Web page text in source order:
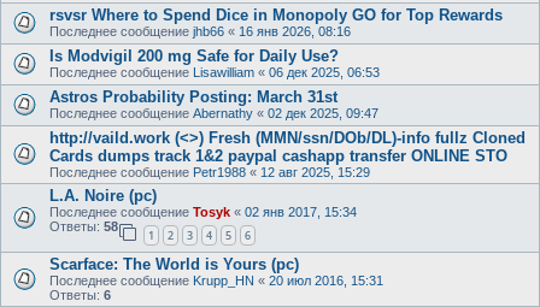
rsvsr Where to Spend Dice in Monopoly GO for Top Rewards
Последнее сообщение jhb66 « 16 янв 2026, 08:16
Is Modvigil 200 mg Safe for Daily Use?
Последнее сообщение Lisawilliam « 06 дек 2025, 06:53
Astros Probability Posting: March 31st
Последнее сообщение Abernathy « 02 дек 2025, 09:47
http://vaild.work (<>) Fresh (MMN/ssn/DOb/DL)-info fullz Cloned
Cards dumps track 1&2 paypal cashapp transfer ONLINE STO
Последнее сообщение Petr1988 « 12 авг 2025, 15:29
L.A. Noire (pc)
Последнее сообщение Tosyk « 02 янв 2017, 15:34
Ответы: 58
1 2 3 4 5 6
Scarface: The World is Yours (pc)
Последнее сообщение Krupp_HN « 20 июл 2016, 15:31
Ответы: 6